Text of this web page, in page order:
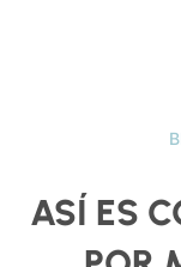
ASÍ ES